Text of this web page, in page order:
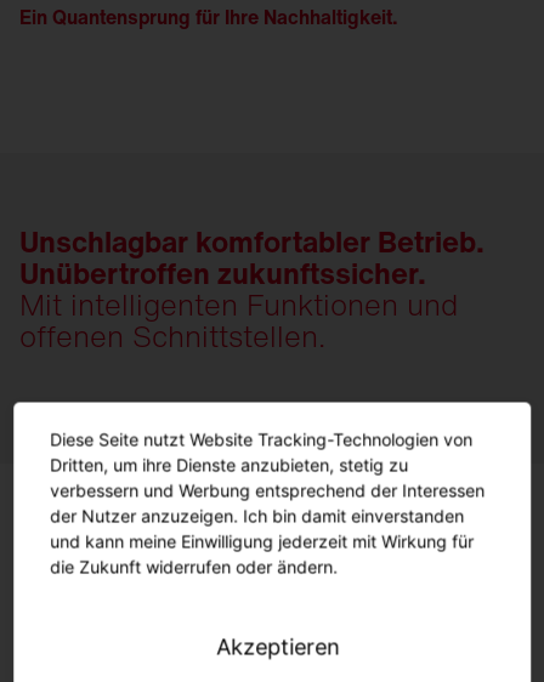
Ein Quantensprung für Ihre Nachhaltigkeit.
Unschlagbar komfortabler Betrieb.
Unübertroffen zukunftssicher.
Mit intelligenten Funktionen und
offenen Schnittstellen.
Diese Seite nutzt Website Tracking-Technologien von
Dritten, um ihre Dienste anzubieten, stetig zu
verbessern und Werbung entsprechend der Interessen
der Nutzer anzuzeigen. Ich bin damit einverstanden
und kann meine Einwilligung jederzeit mit Wirkung für
die Zukunft widerrufen oder ändern.
Akzeptieren